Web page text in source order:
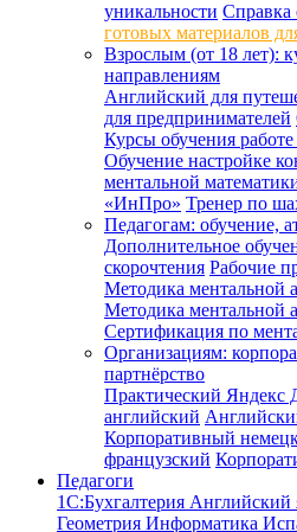
уникальности Справка
готовых материалов
Взрослым (от 18 лет):
направлениям
Английский для
для предпринимателей
Курсы обучения
Обучение настройке
ментальной
«ИнПро» Тренер по
Педагогам: обучение,
Дополнительное
скорочтения Рабочие
Методика ментальной
Методика ментальной
Сертификация по
Организациям:
партнёрство
Практический Яндекс
английский
Корпоративный
французский
Педагоги
1С:Бухгалтерия Английский
Геометрия Информатика